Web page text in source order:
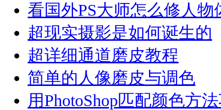
看国外PS大师怎么修人
超现实摄影是如何诞生的
超详细通道磨皮教程
简单的人像磨皮与调色
用PhotoShop匹配颜色方